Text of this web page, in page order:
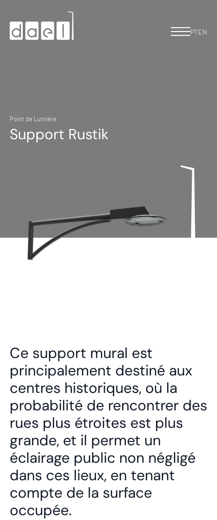
PTEN
Point de Lumière
Support Rustik
Ce support mural est
principalement destiné aux
centres historiques, où la
probabilité de rencontrer des
rues plus étroites est plus
grande, et il permet un
éclairage public non négligé
dans ces lieux, en tenant
compte de la surface
occupée.